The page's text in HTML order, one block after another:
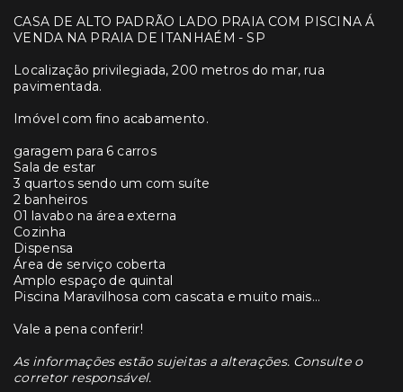
CASA DE ALTO PADRÃO LADO PRAIA COM PISCINA Á
VENDA NA PRAIA DE ITANHAÉM - SP
Localização privilegiada, 200 metros do mar, rua
pavimentada.
Imóvel com fino acabamento.
garagem para 6 carros
Sala de estar
3 quartos sendo um com suíte
2 banheiros
01 lavabo na área externa
Cozinha
Dispensa
Área de serviço coberta
Amplo espaço de quintal
Piscina Maravilhosa com cascata e muito mais...
Vale a pena conferir!
As informações estão sujeitas a alterações. Consulte o
corretor responsável.